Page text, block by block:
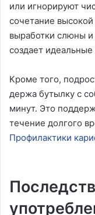
или игнорируют
сочетание
выработки слюны и
создает
Кроме того,
держа бутылку с
минут. Это
течение долгого
Профилактики